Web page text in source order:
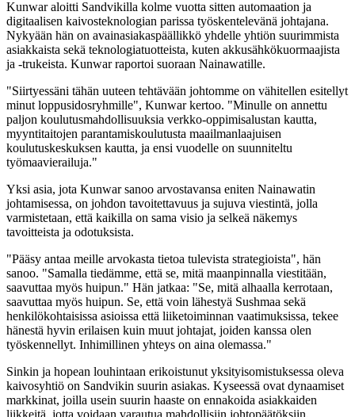
Kunwar aloitti Sandvikilla kolme vuotta sitten automaation ja
digitaalisen kaivosteknologian parissa työskentelevänä johtajana.
Nykyään hän on avainasiakaspäällikkö yhdelle yhtiön suurimmista
asiakkaista sekä teknologiatuotteista, kuten akkusähkökuormaajista
ja -trukeista. Kunwar raportoi suoraan Nainawatille.
"Siirtyessäni tähän uuteen tehtävään johtomme on vähitellen esitellyt
minut loppusidosryhmille", Kunwar kertoo. "Minulle on annettu
paljon koulutusmahdollisuuksia verkko-oppimisalustan kautta,
myyntitaitojen parantamiskoulutusta maailmanlaajuisen
koulutuskeskuksen kautta, ja ensi vuodelle on suunniteltu
työmaavierailuja."
Yksi asia, jota Kunwar sanoo arvostavansa eniten Nainawatin
johtamisessa, on johdon tavoitettavuus ja sujuva viestintä, jolla
varmistetaan, että kaikilla on sama visio ja selkeä näkemys
tavoitteista ja odotuksista.
"Pääsy antaa meille arvokasta tietoa tulevista strategioista", hän
sanoo. "Samalla tiedämme, että se, mitä maanpinnalla viestitään,
saavuttaa myös huipun." Hän jatkaa: "Se, mitä alhaalla kerrotaan,
saavuttaa myös huipun. Se, että voin lähestyä Sushmaa sekä
henkilökohtaisissa asioissa että liiketoiminnan vaatimuksissa, tekee
hänestä hyvin erilaisen kuin muut johtajat, joiden kanssa olen
työskennellyt. Inhimillinen yhteys on aina olemassa."
Sinkin ja hopean louhintaan erikoistunut yksityisomistuksessa oleva
kaivosyhtiö on Sandvikin suurin asiakas. Kyseessä ovat dynaamiset
markkinat, joilla usein suurin haaste on ennakoida asiakkaiden
liikkeitä, jotta voidaan varautua mahdollisiin johtopäätöksiin.